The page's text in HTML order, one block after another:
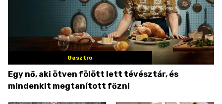
Gasztro
Egy nő, aki ötven fölött lett tévésztár, és
mindenkit megtanított főzni